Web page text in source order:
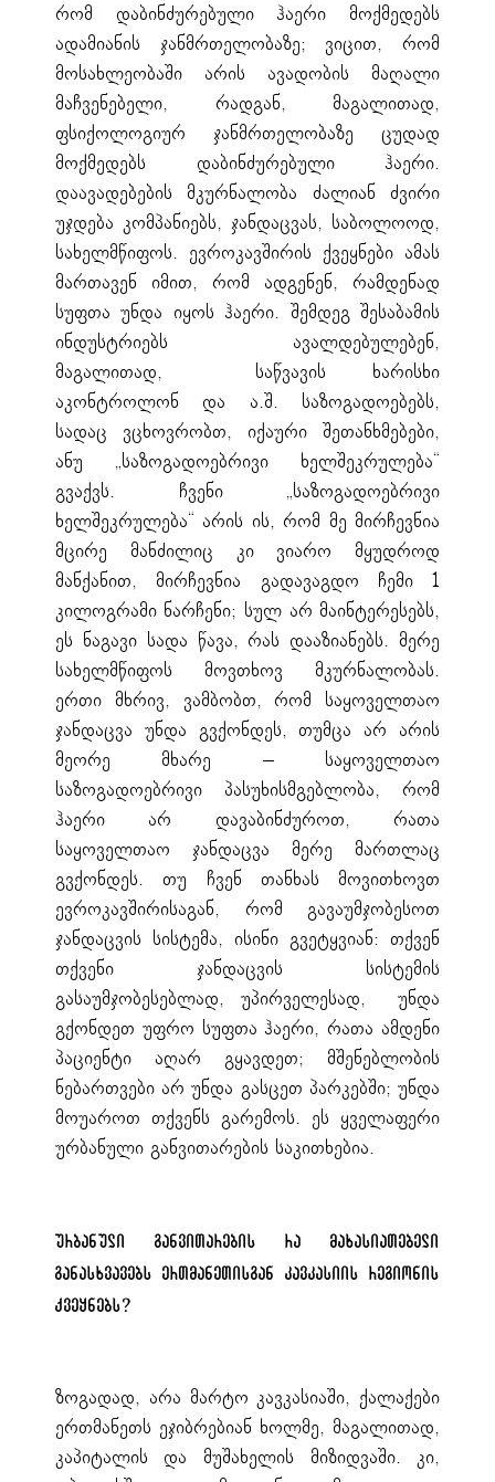
რომ დაბინძურებული ჰაერი მოქმედებს
ადამიანის ჯანმრთელობაზე; ვიცით, რომ
მოსახლეობაში არის ავადობის მაღალი
მაჩვენებელი, რადგან, მაგალითად,
ფსიქოლოგიურ ჯანმრთელობაზე ცუდად
მოქმედებს დაბინძურებული ჰაერი.
დაავადებების მკურნალობა ძალიან ძვირი
უჯდება კომპანიებს, ჯანდაცვას, საბოლოოდ,
სახელმწიფოს. ევროკავშირის ქვეყნები ამას
მართავენ იმით, რომ ადგენენ, რამდენად
სუფთა უნდა იყოს ჰაერი. შემდეგ შესაბამის
ინდუსტრიებს ავალდებულებენ,
მაგალითად, საწვავის ხარისხი
აკონტროლონ და ა.შ. საზოგადოებებს,
სადაც ვცხოვრობთ, იქაური შეთანხმებები,
ანუ „საზოგადოებრივი ხელშეკრულება“
გვაქვს. ჩვენი „საზოგადოებრივი
ხელშეკრულება“ არის ის, რომ მე მირჩევნია
მცირე მანძილიც კი ვიარო მყუდროდ
მანქანით, მირჩევნია გადავაგდო ჩემი 1
კილოგრამი ნარჩენი; სულ არ მაინტერესებს,
ეს ნაგავი სადა წავა, რას დააზიანებს. მერე
სახელმწიფოს მოვთხოვ მკურნალობას.
ერთი მხრივ, ვამბობთ, რომ საყოველთაო
ჯანდაცვა უნდა გვქონდეს, თუმცა არ არის
მეორე მხარე – საყოველთაო
საზოგადოებრივი პასუხისმგებლობა, რომ
ჰაერი არ დავაბინძუროთ, რათა
საყოველთაო ჯანდაცვა მერე მართლაც
გვქონდეს. თუ ჩვენ თანხას მოვითხოვთ
ევროკავშირისაგან, რომ გავაუმჯობესოთ
ჯანდაცვის სისტემა, ისინი გვეტყვიან: თქვენ
თქვენი ჯანდაცვის სისტემის
გასაუმჯობესებლად, უპირველესად, უნდა
გქონდეთ უფრო სუფთა ჰაერი, რათა ამდენი
პაციენტი აღარ გყავდეთ; მშენებლობის
ნებართვები არ უნდა გასცეთ პარკებში; უნდა
მოუაროთ თქვენს გარემოს. ეს ყველაფერი
ურბანული განვითარების საკითხებია.
ურბანული განვითარებისრამახასიათებელი
განასხვავებს ერთმანეთისგან კავკასიის რეგიონის
ქვეყნებს?
ზოგადად, არა მარტო კავკასიაში, ქალაქები
ერთმანეთს ეჯიბრებიან ხოლმე, მაგალითად,
კაპიტალის და მუშახელის მიზიდვაში. კი,